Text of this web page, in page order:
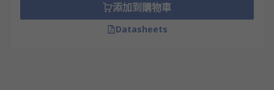
添加到購物車
Datasheets